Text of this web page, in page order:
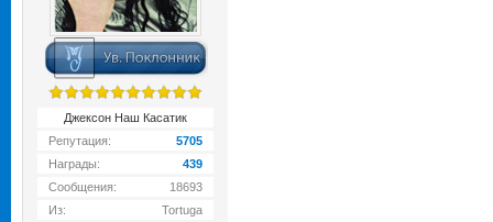
Джексон Наш Касатик
Репутация:
5705
Награды:
439
Сообщения:
18693
Из:
Tortuga